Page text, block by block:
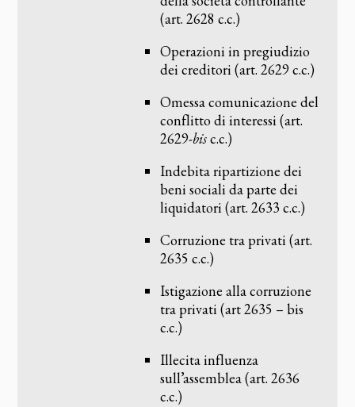
(art. 2628 c.c.)
Operazioni in pregiudizio
dei creditori (art. 2629 c.c.)
Omessa comunicazione del
conflitto di interessi (art.
2629-bisc.c.)
Indebita ripartizione dei
beni sociali da parte dei
liquidatori (art. 2633 c.c.)
Corruzione tra privati (art.
2635 c.c.)
Istigazione alla corruzione
tra privati (art 2635 – bis
c.c.)
Illecita influenza
sull’assemblea (art. 2636
c.c.)